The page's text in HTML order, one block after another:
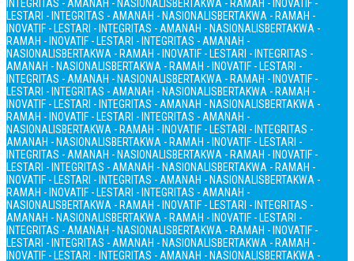
INTEGRITAS - AMANAH - NASIONALISBERTAKWA - RAMAH - INOVATIF -
LESTARI - INTEGRITAS - AMANAH - NASIONALISBERTAKWA - RAMAH -
INOVATIF - LESTARI - INTEGRITAS - AMANAH - NASIONALISBERTAKWA -
RAMAH - INOVATIF - LESTARI - INTEGRITAS - AMANAH -
NASIONALISBERTAKWA - RAMAH - INOVATIF - LESTARI - INTEGRITAS -
AMANAH - NASIONALISBERTAKWA - RAMAH - INOVATIF - LESTARI -
INTEGRITAS - AMANAH - NASIONALISBERTAKWA - RAMAH - INOVATIF -
LESTARI - INTEGRITAS - AMANAH - NASIONALISBERTAKWA - RAMAH -
INOVATIF - LESTARI - INTEGRITAS - AMANAH - NASIONALISBERTAKWA -
RAMAH - INOVATIF - LESTARI - INTEGRITAS - AMANAH -
NASIONALISBERTAKWA - RAMAH - INOVATIF - LESTARI - INTEGRITAS -
AMANAH - NASIONALISBERTAKWA - RAMAH - INOVATIF - LESTARI -
INTEGRITAS - AMANAH - NASIONALISBERTAKWA - RAMAH - INOVATIF -
LESTARI - INTEGRITAS - AMANAH - NASIONALISBERTAKWA - RAMAH -
INOVATIF - LESTARI - INTEGRITAS - AMANAH - NASIONALISBERTAKWA -
RAMAH - INOVATIF - LESTARI - INTEGRITAS - AMANAH -
NASIONALISBERTAKWA - RAMAH - INOVATIF - LESTARI - INTEGRITAS -
AMANAH - NASIONALISBERTAKWA - RAMAH - INOVATIF - LESTARI -
INTEGRITAS - AMANAH - NASIONALISBERTAKWA - RAMAH - INOVATIF -
LESTARI - INTEGRITAS - AMANAH - NASIONALISBERTAKWA - RAMAH -
INOVATIF - LESTARI - INTEGRITAS - AMANAH - NASIONALISBERTAKWA -